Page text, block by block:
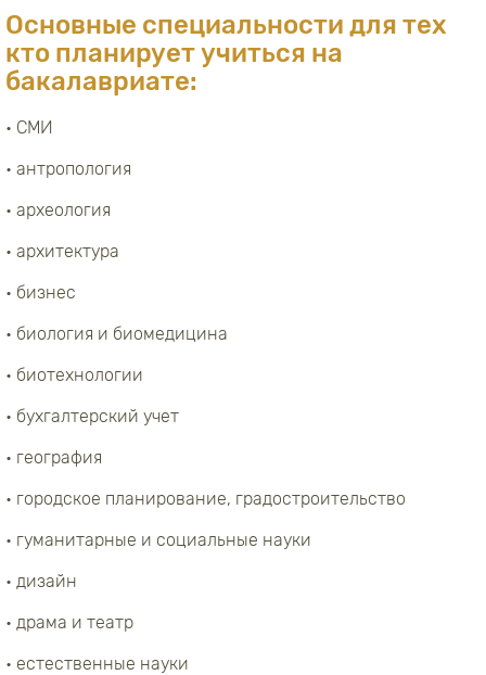
Основные специальности для тех
кто планирует учиться на
бакалавриате:
• СМИ
• антропология
• археология
• архитектура
• бизнес
• биология и биомедицина
• биотехнологии
• бухгалтерский учет
• география
• городское планирование, градостроительство
• гуманитарные и социальные науки
• дизайн
• драма и театр
• естественные науки